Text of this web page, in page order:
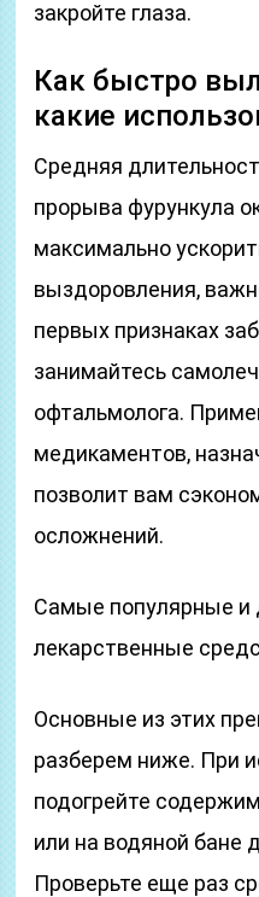
закройте глаза.
Как быстро
какие
Средняя
прорыва фурункула
максимально
выздоровления,
первых признаках
занимайтесь
офтальмолога.
медикаментов,
позволит вам
осложнений.
Самые популярные и
лекарственные
Основные из этих
разберем ниже. При
подогрейте
или на водяной бане
Проверьте еще раз